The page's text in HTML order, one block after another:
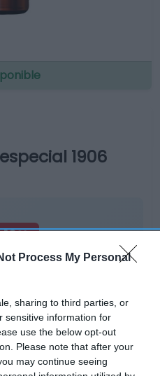
Process My Personal
sharing to third parties, or
sensitive information for
use the below opt-out
Please note that after your
may continue seeing
1906
hace un mes
Mi Carrito